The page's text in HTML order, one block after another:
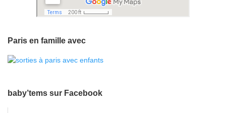
Paris en famille avec
baby’tems sur Facebook